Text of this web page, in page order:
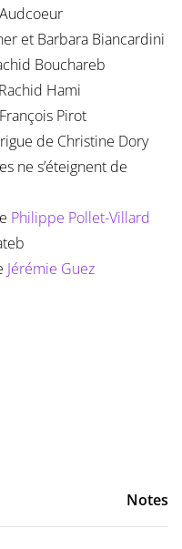
et Barbara Biancardini
Bouchareb
Hami
Pirot
de Christine Dory
ne s’éteignent de
Philippe Pollet-Villard
Jérémie Guez
Notes